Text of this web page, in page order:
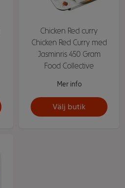
Chicken Red curry
Chicken Red Curry med
Jasminris 450 Gram
Food Collective
Mer info
Välj butik